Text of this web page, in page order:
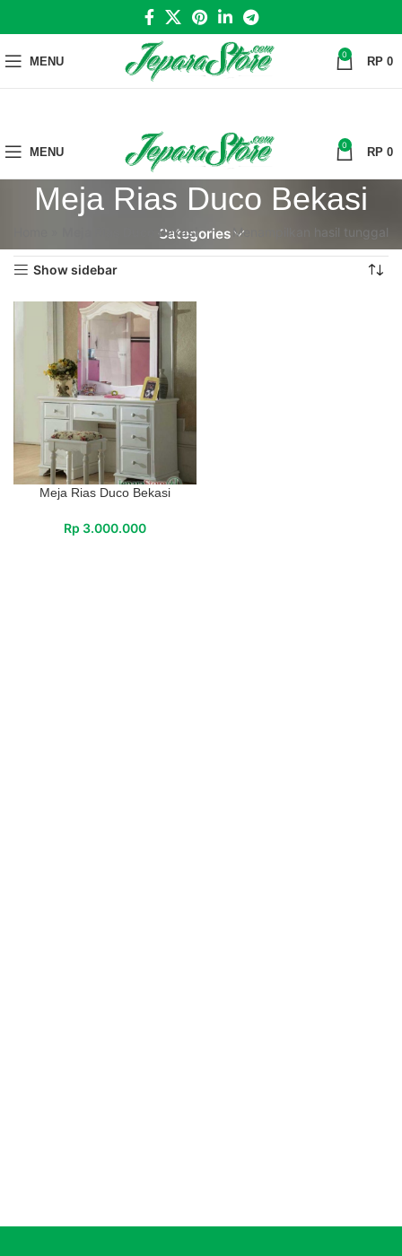
MENU 0 RP 0
MENU 0 RP 0
Meja Rias Duco Bekasi
Categories
Meja Rias Duco Bekasi Menampilkan hasil tunggal
Show sidebar
Meja Rias Duco Bekasi
Rp 3.000.000